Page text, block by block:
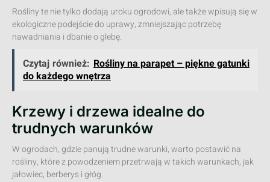
Rośliny te nie tylko dodają uroku ogrodowi, ale także wpisują się w
ekologiczne podejście do uprawy, zmniejszając potrzebę
nawadniania i dbanie o glebę.
Czytaj również: Rośliny na parapet – piękne gatunki
do każdego wnętrza
Krzewy i drzewa idealne do
trudnych warunków
W ogrodach, gdzie panują trudne warunki, warto postawić na
rośliny, które z powodzeniem przetrwają w takich warunkach, jak
jałowiec, berberys i głóg.